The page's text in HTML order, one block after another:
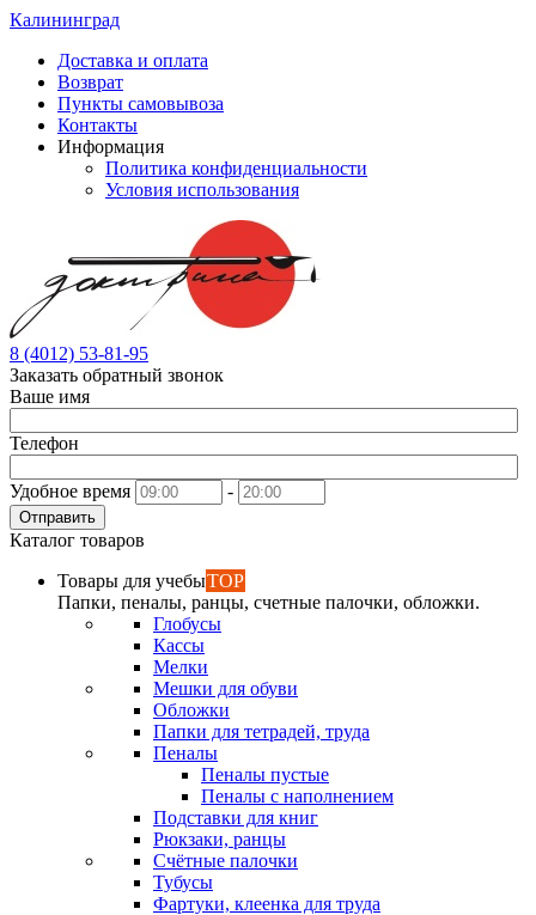
Калининград
Доставка и оплата
Возврат
Пункты самовывоза
Контакты
Информация
Политика конфиденциальности
Условия использования
8 (4012) 53-81-95
Заказать обратный звонок
Ваше имя
Телефон
Удобное время -
Отправить
Каталог товаров
Товары для учебыTOP
Папки, пеналы, ранцы, счетные палочки, обложки.
Глобусы
Кассы
Мелки
Мешки для обуви
Обложки
Папки для тетрадей, труда
Пеналы
Пеналы пустые
Пеналы с наполнением
Подставки для книг
Рюкзаки, ранцы
Счётные палочки
Тубусы
Фартуки, клеенка для труда